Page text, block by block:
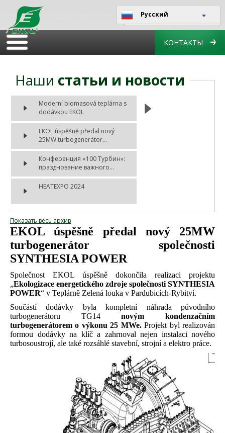
Русский
КОНТАКТЫ
Наши статьи и новости
Moderní biomasová teplárna s
dodávkou EKOL
EKOL úspěšně předal nový
25MW turbogenerátor...
Конференция «100 Турбин»:
празднование важного...
HEATEXPO 2024
Показать весь архив
EKOL úspěšně předal nový 25MW
turbogenerátor společnosti
SYNTHESIA POWER
Společnost EKOL úspěšně dokončila realizaci projektu
„Ekologizace energetického zdroje společnosti SYNTHESIA
POWER“ v Teplárně Zelená louka v Pardubicích-Rybitví.
Součástí dodávky byla kompletní náhrada původního
turbogenerátoru TG14novým kondenzačním
turbogenerátorem o výkonu 25 MWe.Projekt byl realizován
formou dodávky na klíč a zahrnoval nejen instalaci nového
turbosoustrojí, ale také rozsáhlé stavební, strojní a elektro práce.